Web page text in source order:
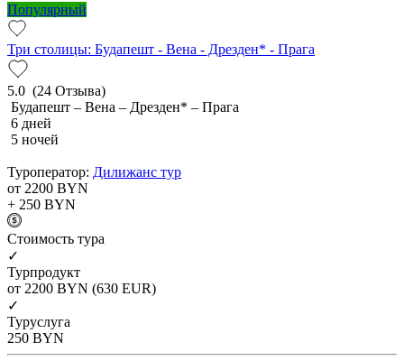
Популярный
Три столицы: Будапешт - Вена - Дрезден* - Прага
5.0 (24 Отзыва)
Будапешт – Вена – Дрезден* – Прага
6 дней
5 ночей
Туроператор: Дилижанс тур
от 2200 BYN
+ 250 BYN
Cтоимость тура
✓
Турпродукт
от 2200 BYN (630 EUR)
✓
Туруслуга
250 BYN